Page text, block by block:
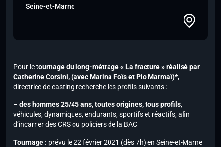
Seine-et-Marne
Pour letournage du long-métrage « La fracture » réalisé par
Catherine Corsini,(avec Marina Foïs et Pio Marmaï)*,
directrice de casting recherche les profils suivants :
– des hommes 25/45 ans, toutes origines, tous profils,
véhiculés, dynamiques, endurants, sportifs et réactifs, afin
d’incarner des CRS ou policiers de la BAC
Tournage : prévu le 22 février 2021 (dès 7h) en Seine-et-Marne